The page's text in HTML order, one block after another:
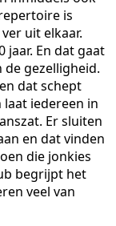
is
uit elkaar.
jaar. En dat gaat
de gezelligheid.
dat schept
iedereen in
Er sluiten
en dat vinden
die jonkies
begrijpt het
veel van